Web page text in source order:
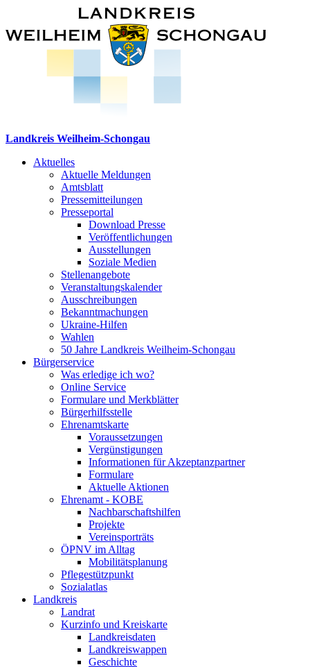
Landkreis Weilheim-Schongau
Aktuelles
Aktuelle Meldungen
Amtsblatt
Pressemitteilungen
Presseportal
Download Presse
Veröffentlichungen
Ausstellungen
Soziale Medien
Stellenangebote
Veranstaltungskalender
Ausschreibungen
Bekanntmachungen
Ukraine-Hilfen
Wahlen
50 Jahre Landkreis Weilheim-Schongau
Bürgerservice
Was erledige ich wo?
Online Service
Formulare und Merkblätter
Bürgerhilfsstelle
Ehrenamtskarte
Voraussetzungen
Vergünstigungen
Informationen für Akzeptanzpartner
Formulare
Aktuelle Aktionen
Ehrenamt - KOBE
Nachbarschaftshilfen
Projekte
Vereinsporträts
ÖPNV im Alltag
Mobilitätsplanung
Pflegestützpunkt
Sozialatlas
Landkreis
Landrat
Kurzinfo und Kreiskarte
Landkreisdaten
Landkreiswappen
Geschichte